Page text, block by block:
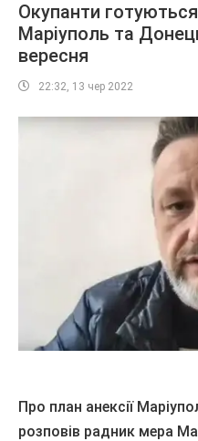
Окупанти
Маріуполь та
вересня
22:32, 13 чер 2022
Про план анексії
розповів радник мера